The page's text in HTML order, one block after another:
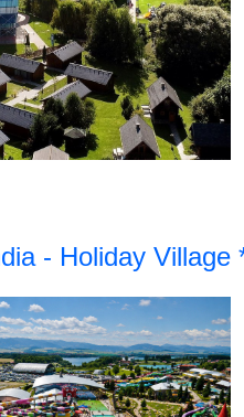
- Holiday Village